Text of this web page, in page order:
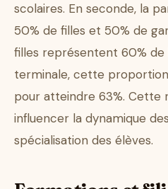
scolaires. En seconde, la
50% de filles et 50% de
filles représentent 60% de
terminale, cette
pour atteindre 63%. Cette
influencer la dynamique
spécialisation des élèves.